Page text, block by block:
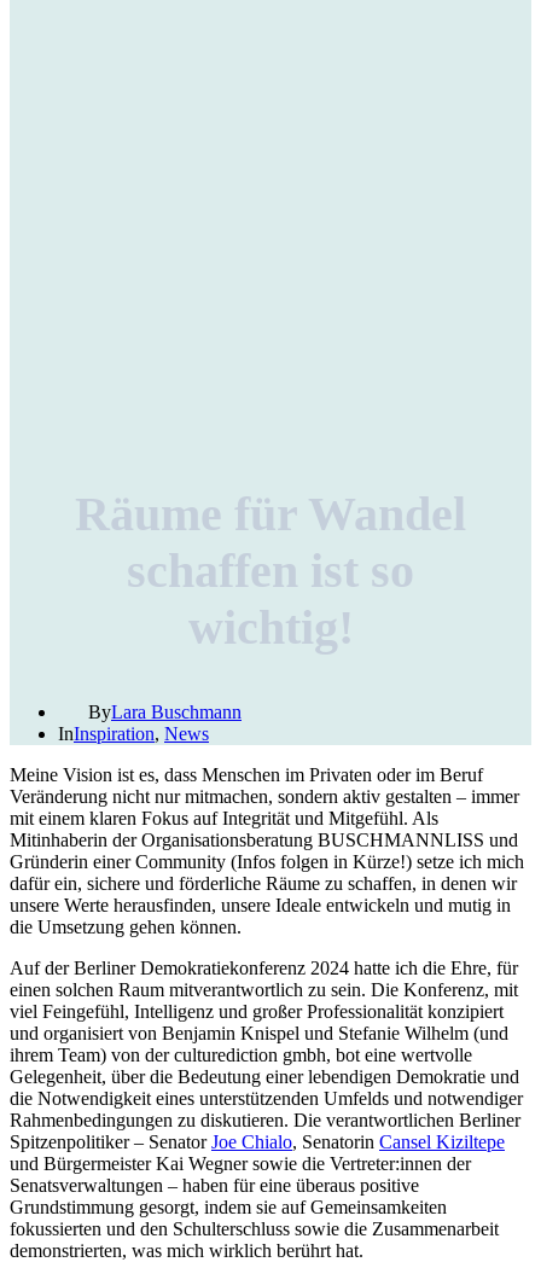
Räume für Wandel
schaffen ist so
wichtig!
ByLara Buschmann
InInspiration, News
Meine Vision ist es, dass Menschen im Privaten oder im Beruf
Veränderung nicht nur mitmachen, sondern aktiv gestalten – immer
mit einem klaren Fokus auf Integrität und Mitgefühl. Als
Mitinhaberin der Organisationsberatung BUSCHMANNLISS und
Gründerin einer Community (Infos folgen in Kürze!) setze ich mich
dafür ein, sichere und förderliche Räume zu schaffen, in denen wir
unsere Werte herausfinden, unsere Ideale entwickeln und mutig in
die Umsetzung gehen können.
Auf der Berliner Demokratiekonferenz 2024 hatte ich die Ehre, für
einen solchen Raum mitverantwortlich zu sein. Die Konferenz, mit
viel Feingefühl, Intelligenz und großer Professionalität konzipiert
und organisiert von Benjamin Knispel und Stefanie Wilhelm (und
ihrem Team) von der culturediction gmbh, bot eine wertvolle
Gelegenheit, über die Bedeutung einer lebendigen Demokratie und
die Notwendigkeit eines unterstützenden Umfelds und notwendiger
Rahmenbedingungen zu diskutieren. Die verantwortlichen Berliner
Spitzenpolitiker – SenatorJoe Chialo, Senatorin Cansel Kiziltepe
und Bürgermeister Kai Wegner sowie die Vertreter:innen der
Senatsverwaltungen – haben für eine überaus positive
Grundstimmung gesorgt, indem sie auf Gemeinsamkeiten
fokussierten und den Schulterschluss sowie die Zusammenarbeit
demonstrierten, was mich wirklich berührt hat.